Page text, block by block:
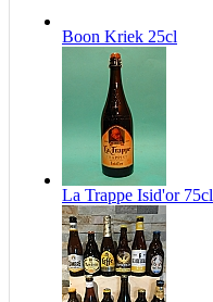
Boon Kriek 25cl
La Trappe Isid'or 75cl